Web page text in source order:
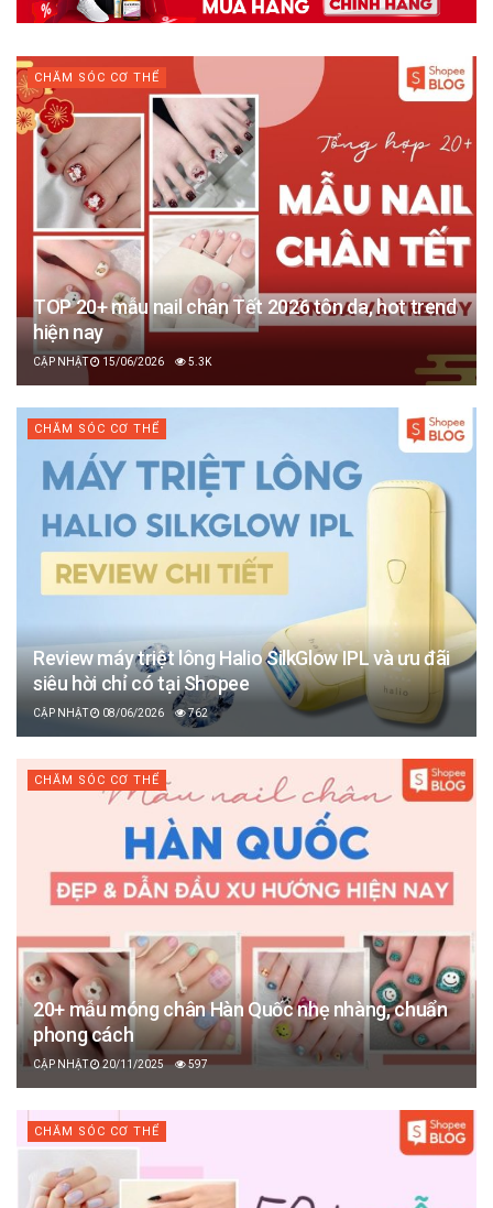
CHĂM SÓC CƠ THỂ
TOP 20+ mẫu nail chân Tết 2026 tôn da, hot trend
hiện nay
15/06/2026 5.3K
CHĂM SÓC CƠ THỂ
Review máy triệt lông Halio SilkGlow IPL và ưu đãi
siêu hời chỉ có tại Shopee
08/06/2026 762
CHĂM SÓC CƠ THỂ
20+ mẫu móng chân Hàn Quốc nhẹ nhàng, chuẩn
phong cách
20/11/2025 597
CHĂM SÓC CƠ THỂ